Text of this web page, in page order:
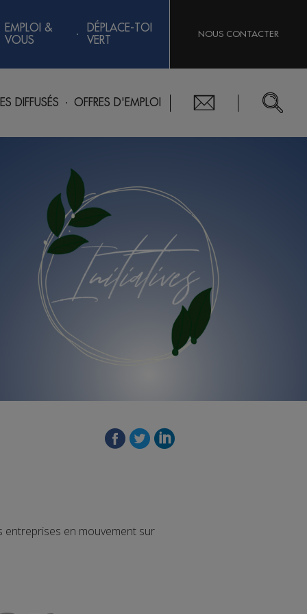
DIFFUSÉS OFFRES D'EMPLOI
EMPLOI &
VOUS
DÉPLACE-TOI
VERT
NOUS CONTACTER
entreprises en mouvement sur